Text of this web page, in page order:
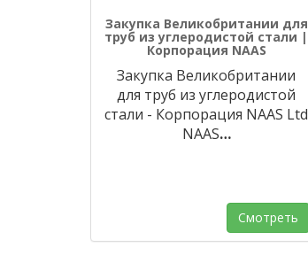
Закупка Великобритании для
труб из углеродистой стали |
Корпорация NAAS
Закупка Великобритании
для труб из углеродистой
стали - Корпорация NAAS Ltd
NAAS…
Смотреть